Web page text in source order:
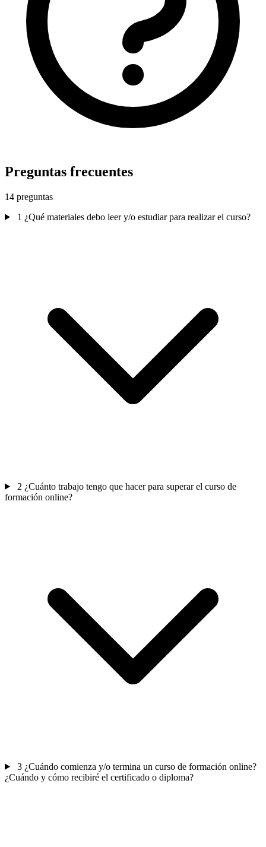
Preguntas frecuentes
14 preguntas
1 ¿Qué materiales debo leer y/o estudiar para realizar el curso?
2 ¿Cuánto trabajo tengo que hacer para superar el curso de
formación online?
3 ¿Cuándo comienza y/o termina un curso de formación online?
¿Cuándo y cómo recibiré el certificado o diploma?